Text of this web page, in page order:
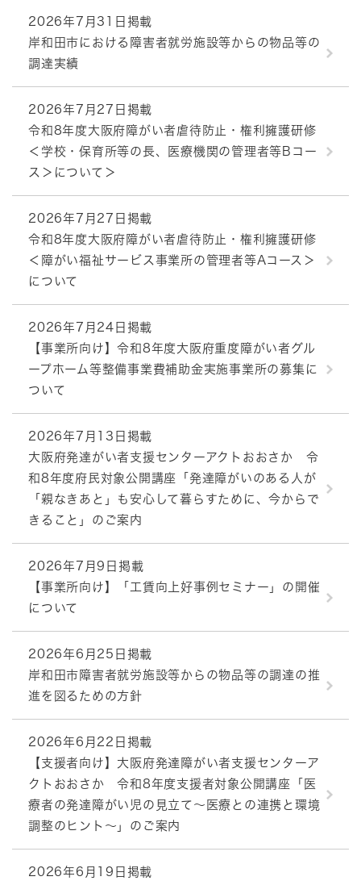
2026年7月31日掲載
岸和田市における障害者就労施設等からの物品等の
調達実績
2026年7月27日掲載
令和8年度大阪府障がい者虐待防止・権利擁護研修
＜学校・保育所等の長、医療機関の管理者等Bコー
ス＞について＞
2026年7月27日掲載
令和8年度大阪府障がい者虐待防止・権利擁護研修
＜障がい福祉サービス事業所の管理者等Aコース＞
について
2026年7月24日掲載
【事業所向け】令和8年度大阪府重度障がい者グル
ープホーム等整備事業費補助金実施事業所の募集に
ついて
2026年7月13日掲載
大阪府発達がい者支援センターアクトおおさか 令
和8年度府民対象公開講座「発達障がいのある人が
「親なきあと」も安心して暮らすために、今からで
きること」のご案内
2026年7月9日掲載
【事業所向け】「工賃向上好事例セミナー」の開催
について
2026年6月25日掲載
岸和田市障害者就労施設等からの物品等の調達の推
進を図るための方針
2026年6月22日掲載
【支援者向け】大阪府発達障がい者支援センターア
クトおおさか 令和8年度支援者対象公開講座「医
療者の発達障がい児の見立て～医療との連携と環境
調整のヒント～」のご案内
2026年6月19日掲載